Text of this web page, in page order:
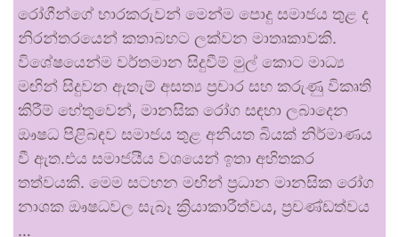
රෝගීන්ගේ භාරකරුවන් මෙන්ම පොදු සමාජය තුළ ද
නිරන්තරයෙන් කතාබහට ලක්වන මාතෘකාවකි.
විශේෂයෙන්ම වර්තමාන සිදුවීම් මුල් කොට මාධ්‍ය
මඟින් සිදුවන ඇතැම් අසත්‍ය ප්‍රචාර සහ කරුණු විකෘති
කිරීම් හේතුවෙන්, මානසික රෝග සඳහා ලබාදෙන
ඖෂධ පිළිබඳව සමාජය තුළ අනියත බියක් නිර්මාණය
වී ඇත.එය සමාජයීය වශයෙන් ඉතා අහිතකර
තත්වයකි. මෙම සටහන මඟින් ප්‍රධාන මානසික රෝග
නාශක ඖෂධවල සැබෑ ක්‍රියාකාරීත්වය, ප්‍රචණ්ඩත්වය
…